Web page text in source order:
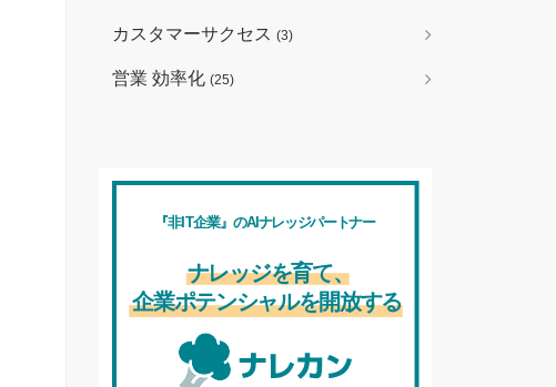
カスタマーサクセス (3)
営業 効率化 (25)